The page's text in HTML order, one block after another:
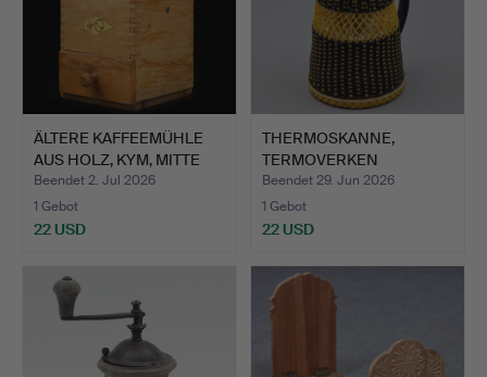
ÄLTERE KAFFEEMÜHLE
AUS HOLZ, KYM, MITTE
DE…
Beendet 2. Jul 2026
1 Gebot
22 USD
THERMOSKANNE,
TERMOVERKEN
JÖNKÖPING.
Beendet 29. Jun 2026
1 Gebot
22 USD